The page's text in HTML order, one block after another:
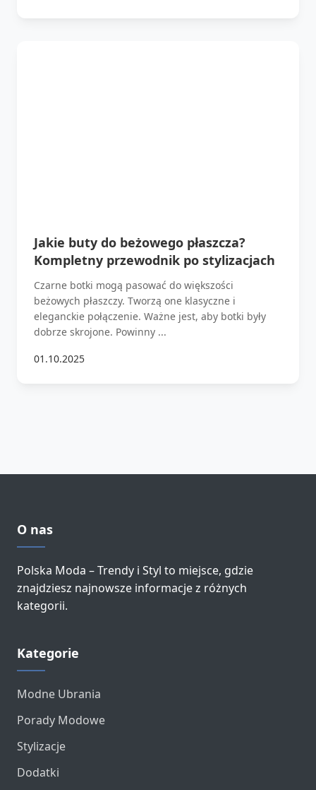
Jakie buty do beżowego płaszcza?
Kompletny przewodnik po stylizacjach
Czarne botki mogą pasować do większości
beżowych płaszczy. Tworzą one klasyczne i
eleganckie połączenie. Ważne jest, aby botki były
dobrze skrojone. Powinny ...
01.10.2025
O nas
Polska Moda – Trendy i Styl to miejsce, gdzie
znajdziesz najnowsze informacje z różnych
kategorii.
Kategorie
Modne Ubrania
Porady Modowe
Stylizacje
Dodatki